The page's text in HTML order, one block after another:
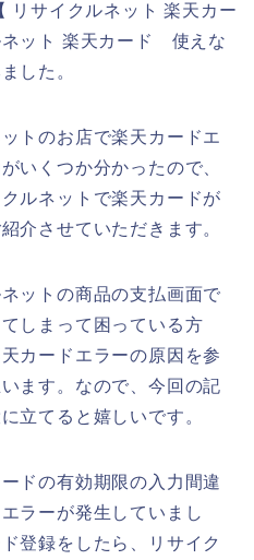
サイクルネット 楽天カー
ット 楽天カード 使えな
した。
トのお店で楽天カードエ
いくつか分かったので、
ルネットで楽天カードが
介させていただきます。
ットの商品の支払画面で
しまって困っている方
カードエラーの原因を参
ます。なので、今回の記
立てると嬉しいです。
ドの有効期限の入力間違
ラーが発生していまし
登録をしたら、リサイク